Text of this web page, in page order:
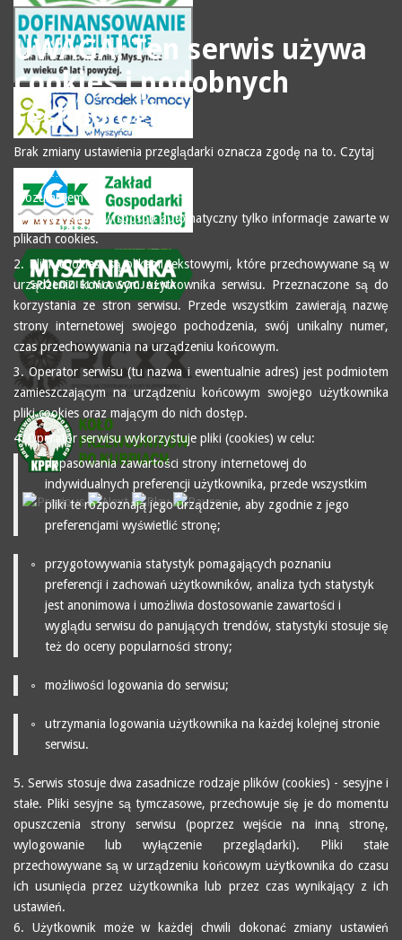
UWAGA! Ten serwis używa
cookies i podobnych
technologii.
Brak zmiany ustawienia przeglądarki oznacza zgodę na to. Czytaj
więcej…
Zrozumiałem
1. Serwis zbiera w sposób automatyczny tylko informacje zawarte w
plikach cookies.
2. Pliki (cookies) są plikami tekstowymi, które przechowywane są w
urządzeniu końcowym użytkownika serwisu. Przeznaczone są do
korzystania ze stron serwisu. Przede wszystkim zawierają nazwę
strony internetowej swojego pochodzenia, swój unikalny numer,
czas przechowywania na urządzeniu końcowym.
3. Operator serwisu (tu nazwa i ewentualnie adres) jest podmiotem
zamieszczającym na urządzeniu końcowym swojego użytkownika
pliki cookies oraz mającym do nich dostęp.
4. Operator serwisu wykorzystuje pliki (cookies) w celu:
dopasowania zawartości strony internetowej do
indywidualnych preferencji użytkownika, przede wszystkim
pliki te rozpoznają jego urządzenie, aby zgodnie z jego
preferencjami wyświetlić stronę;
przygotowywania statystyk pomagających poznaniu
preferencji i zachowań użytkowników, analiza tych statystyk
jest anonimowa i umożliwia dostosowanie zawartości i
wyglądu serwisu do panujących trendów, statystyki stosuje się
też do oceny popularności strony;
możliwości logowania do serwisu;
utrzymania logowania użytkownika na każdej kolejnej stronie
serwisu.
5. Serwis stosuje dwa zasadnicze rodzaje plików (cookies) - sesyjne i
stałe. Pliki sesyjne są tymczasowe, przechowuje się je do momentu
opuszczenia strony serwisu (poprzez wejście na inną stronę,
wylogowanie lub wyłączenie przeglądarki). Pliki stałe
przechowywane są w urządzeniu końcowym użytkownika do czasu
ich usunięcia przez użytkownika lub przez czas wynikający z ich
ustawień.
6. Użytkownik może w każdej chwili dokonać zmiany ustawień